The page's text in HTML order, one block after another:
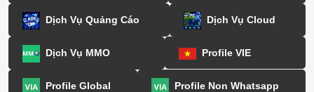
Dịch Vụ Quảng Cáo Dịch Vụ Cloud
Dịch Vụ MMO Profile VIE
Profile Global Profile Non Whatsapp